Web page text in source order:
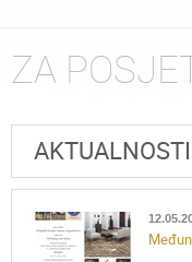
ZA
AKTUALNOSTI